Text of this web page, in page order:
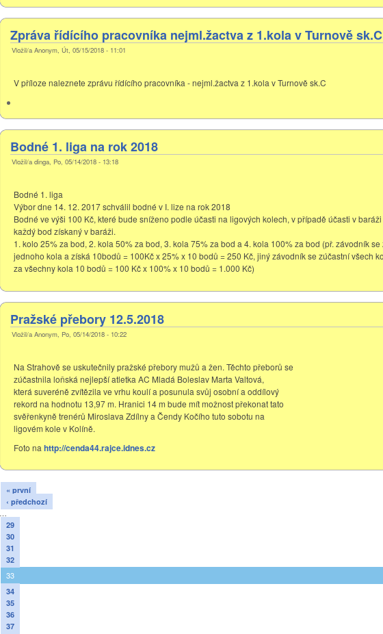
Zpráva řídícího pracovníka nejml.žactva z 1.kola v Turnově sk.C
Vložil/a Anonym, Út, 05/15/2018 - 11:01
V příloze naleznete zprávu řídícího pracovníka - nejml.žactva z 1.kola v Turnově sk.C
Bodné 1. liga na rok 2018
Vložil/a dinga, Po, 05/14/2018 - 13:18
Bodné 1. liga
Výbor dne 14. 12. 2017 schválil bodné v I. lize na rok 2018
Bodné ve výši 100 Kč, které bude sníženo podle účasti na ligových kolech, v případě účasti v baráži
každý bod získaný v baráži.
1. kolo 25% za bod, 2. kola 50% za bod, 3. kola 75% za bod a 4. kola 100% za bod (př. závodník se
jednoho kola a získá 10bodů = 100Kč x 25% x 10 bodů = 250 Kč, jiný závodník se zúčastní všech
za všechny kola 10 bodů = 100 Kč x 100% x 10 bodů = 1.000 Kč)
Pražské přebory 12.5.2018
Vložil/a Anonym, Po, 05/14/2018 - 10:22
Na Strahově se uskutečnily pražské přebory mužů a žen. Těchto přeborů se
zúčastnila loňská nejlepší atletka AC Mladá Boleslav Marta Valtová,
která suveréně zvítězila ve vrhu koulí a posunula svůj osobní a oddílový
rekord na hodnotu 13,97 m. Hranici 14 m bude mít možnost překonat tato
svěřenkyně trenérů Miroslava Zdílny a Čendy Kočího tuto sobotu na
ligovém kole v Kolíně.
Foto na http://cenda44.rajce.idnes.cz
« první
‹ předchozí
…
29
30
31
32
33
34
35
36
37